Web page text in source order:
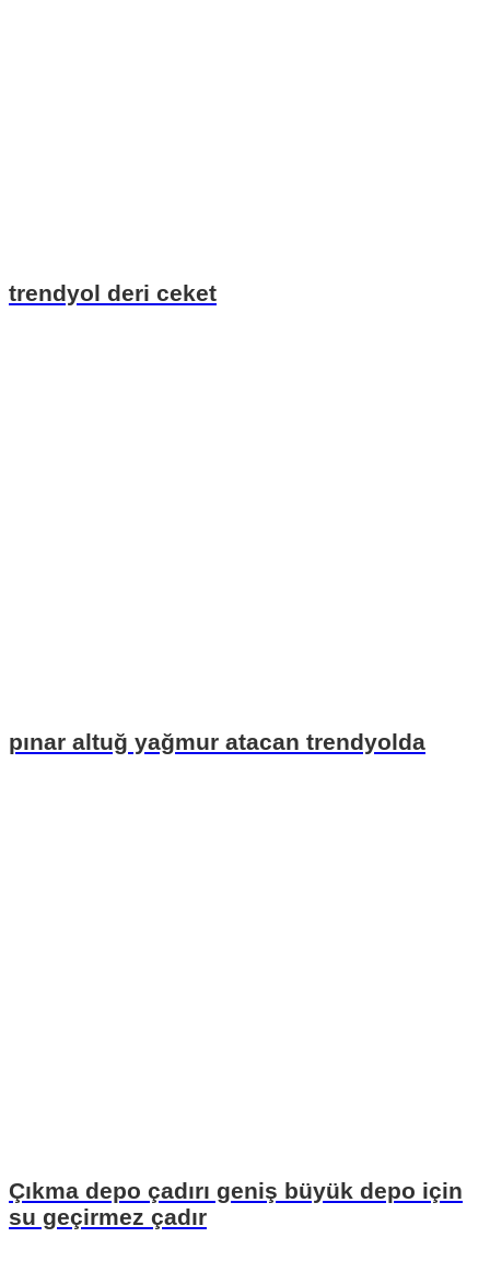
trendyol deri ceket
pınar altuğ yağmur atacan trendyolda
Çıkma depo çadırı geniş büyük depo için
su geçirmez çadır